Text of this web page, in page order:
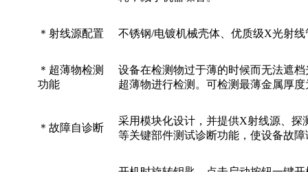
＊射线源配置 不锈钢/电镀机械壳体、优质级X光射线
＊超薄物检测
功能
设备在检测物过于薄的时候而无法遮
超薄物进行检测。可检测最薄金属厚度
＊故障自诊断
采用模块化设计，并提供X射线源、探
等关键部件测试诊断功能，使设备故